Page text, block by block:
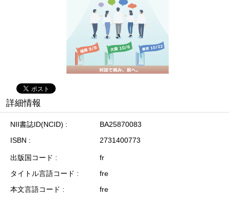
詳細情報
NII書誌ID(NCID)
BA25870083
ISBN
2731400773
出版国コード
fr
タイトル言語コード
fre
本文言語コード
fre